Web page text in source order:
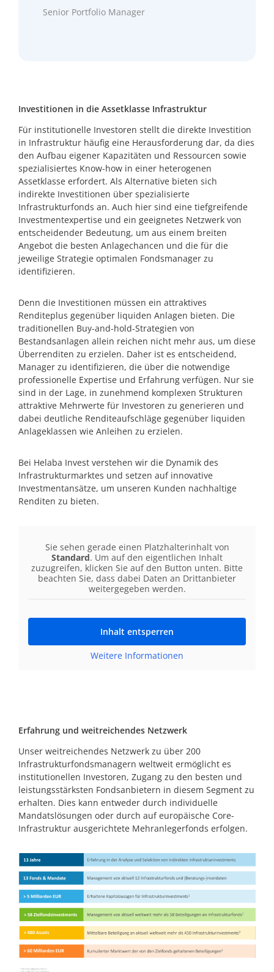
Senior Portfolio Manager
Investitionen in die Assetklasse Infrastruktur
Für institutionelle Investoren stellt die direkte Investition
in Infrastruktur häufig eine Herausforderung dar, da dies
den Aufbau eigener Kapazitäten und Ressourcen sowie
spezialisiertes Know-how in einer heterogenen
Assetklasse erfordert. Als Alternative bieten sich
indirekte Investitionen über spezialisierte
Infrastrukturfonds an. Auch hier sind eine tiefgreifende
Investmentexpertise und ein geeignetes Netzwerk von
entscheidender Bedeutung, um aus einem breiten
Angebot die besten Anlagechancen und die für die
jeweilige Strategie optimalen Fondsmanager zu
identifizieren.
Denn die Investitionen müssen ein attraktives
Renditeplus gegenüber liquiden Anlagen bieten. Die
traditionellen Buy-and-hold-Strategien von
Bestandsanlagen allein reichen nicht mehr aus, um diese
Überrenditen zu erzielen. Daher ist es entscheidend,
Manager zu identifizieren, die über die notwendige
professionelle Expertise und Erfahrung verfügen. Nur sie
sind in der Lage, in zunehmend komplexen Strukturen
attraktive Mehrwerte für Investoren zu generieren und
dabei deutliche Renditeaufschläge gegenüber liquiden
Anlageklassen wie Anleihen zu erzielen.
Bei Helaba Invest verstehen wir die Dynamik des
Infrastrukturmarktes und setzen auf innovative
Investmentansätze, um unseren Kunden nachhaltige
Renditen zu bieten.
Sie sehen gerade einen Platzhalterinhalt von
Standard. Um auf den eigentlichen Inhalt
zuzugreifen, klicken Sie auf den Button unten. Bitte
beachten Sie, dass dabei Daten an Drittanbieter
weitergegeben werden.
Inhalt entsperren
Weitere Informationen
Erfahrung und weitreichendes Netzwerk
Unser weitreichendes Netzwerk zu über 200
Infrastrukturfondsmanagern weltweit ermöglicht es
institutionellen Investoren, Zugang zu den besten und
leistungsstärksten Fondsanbietern in diesem Segment zu
erhalten. Dies kann entweder durch individuelle
Mandatslösungen oder durch auf europäische Core-
Infrastruktur ausgerichtete Mehranlegerfonds erfolgen.